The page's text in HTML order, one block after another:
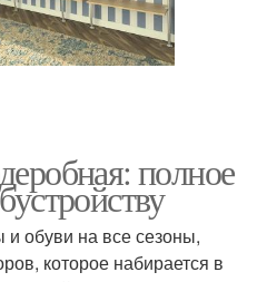
полное
обуви на все сезоны,
которое набирается в